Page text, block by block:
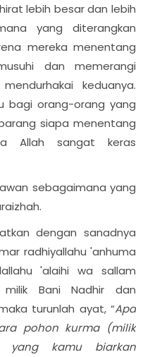
lebih besar dan lebih
yang diterangkan
mereka menentang
dan memerangi
keduanya.
bagi orang-orang yang
siapa menentang
Allah sangat keras
sebagaimana yang
dengan sanadnya
radhiyallahu 'anhuma
'alaihi wa sallam
Bani Nadhir dan
turunlah ayat, “Apa
pohon kurma (milik
yang kamu biarkan